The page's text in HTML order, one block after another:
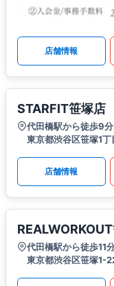
店舗情報
STARFIT笹塚店
代田橋駅から徒歩9分
東京都渋谷区笹塚1
店舗情報
代田橋駅から徒歩11
東京都渋谷区笹塚1-